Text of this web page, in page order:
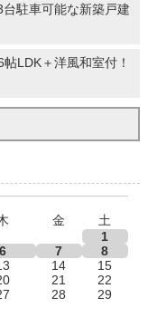
駐車可能な新築戸建
LDK＋洋風和室付！
金
土
1
6 7
8
14
15
21
22
28
29